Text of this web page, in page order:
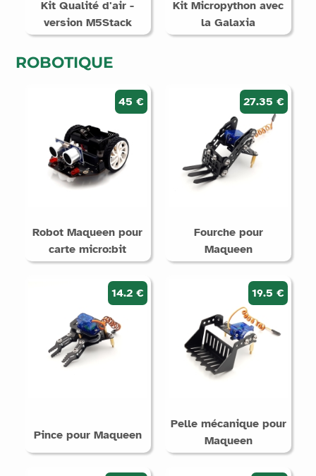
Kit Qualité d'air -
version M5Stack
Kit Micropython avec
la Galaxia
ROBOTIQUE
45 €
Robot Maqueen pour
carte micro:bit
27.35 €
Fourche pour
Maqueen
14.2 €
Pince pour Maqueen
19.5 €
Pelle mécanique pour
Maqueen